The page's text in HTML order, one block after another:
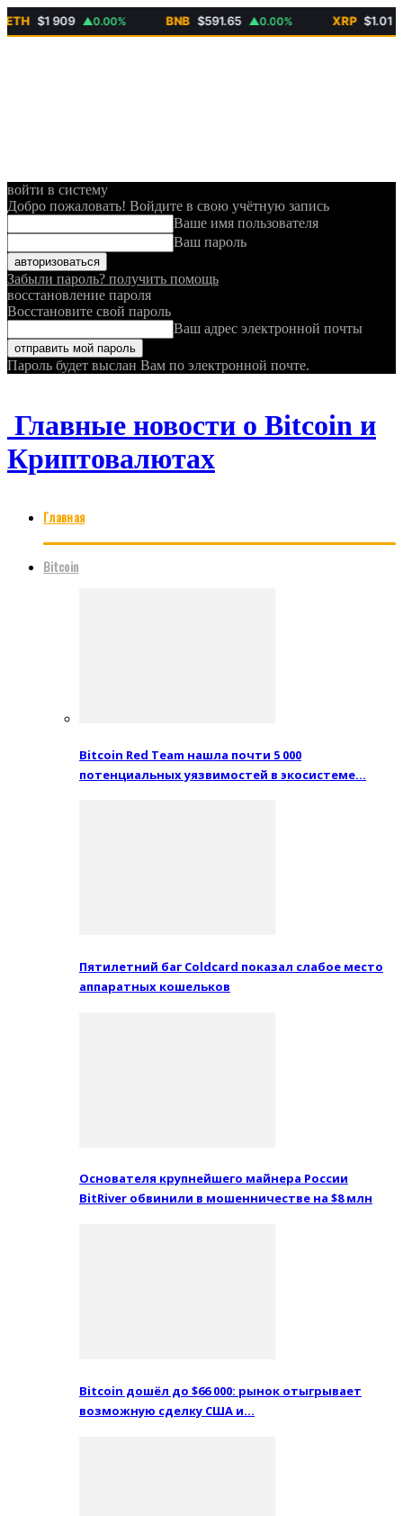
$1 909 ▲0.00% $591.65 ▲0.00% $1.01
войти в систему
Добро пожаловать! Войдите в свою учётную запись
Ваше имя пользователя
Ваш пароль
Забыли пароль? получить помощь
восстановление пароля
Восстановите свой пароль
Ваш адрес электронной почты
Пароль будет выслан Вам по электронной почте.
Главные новости о Bitcoin и
Криптовалютах
Главная
Bitcoin
Bitcoin Red Team нашла почти 5 000
потенциальных уязвимостей в экосистеме…
Пятилетний баг Coldcard показал слабое место
аппаратных кошельков
Основателя крупнейшего майнера России
BitRiver обвинили в мошенничестве на $8 млн
Bitcoin дошёл до $66 000: рынок отыгрывает
возможную сделку США и…